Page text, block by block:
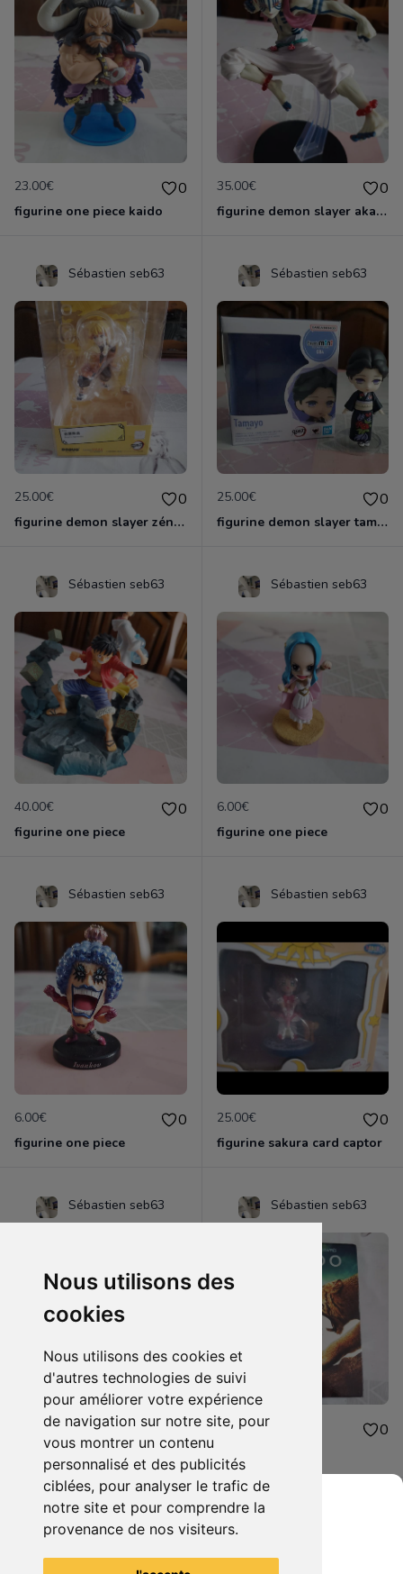
Nous utilisons des
cookies
Nous utilisons des cookies et
d'autres technologies de suivi
pour améliorer votre expérience
de navigation sur notre site, pour
vous montrer un contenu
personnalisé et des publicités
ciblées, pour analyser le trafic de
notre site et pour comprendre la
provenance de nos visiteurs.
23.00€ 0
figurine one piece kaido
35.00€ 0
figurine demon slayer akaza officielle &ichiban
Sébastien seb63
25.00€ 0
figurine demon slayer zénith officielle
Sébastien seb63
25.00€ 0
figurine demon slayer tamayo
Sébastien seb63
40.00€ 0
figurine one piece
Sébastien seb63
6.00€ 0
figurine one piece
Sébastien seb63
6.00€ 0
figurine one piece
Sébastien seb63
25.00€ 0
figurine sakura card captor
Sébastien seb63
48.00€ 0
figurine one piece oden
Sébastien seb63
1.00€ 0
Grenier du Geek